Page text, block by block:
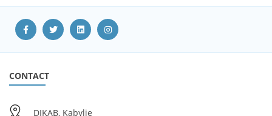
CONTACT
DIKAB, Kabylie